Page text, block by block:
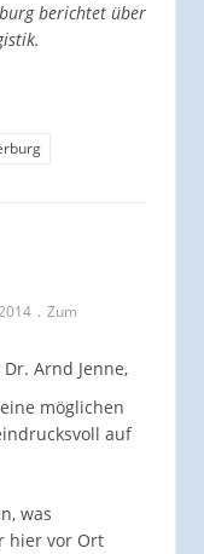
berichtet über
Zum
Arnd Jenne,
möglichen
auf
was
hier vor Ort